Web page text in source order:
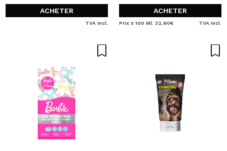
ACHETER
TVA Incl.
ACHETER
Prix x 100 Ml: 32,90€ TVA Incl.